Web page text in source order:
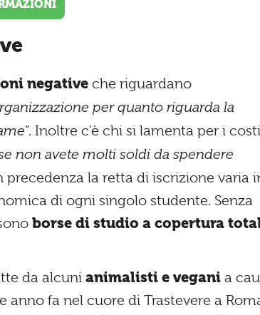
negative che riguardano
per quanto riguarda la
“. Inoltre c’è chi si lamenta per i costi
non avete molti soldi da spendere
la retta di iscrizione varia
di ogni singolo studente. Senza
borse di studio a copertura
da alcuni animalisti e vegani a
fa nel cuore di Trastevere a